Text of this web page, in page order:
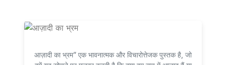
आज़ादी का भ्रम” एक भावनात्मक और विचारोत्तेजक पुस्तक है, जो